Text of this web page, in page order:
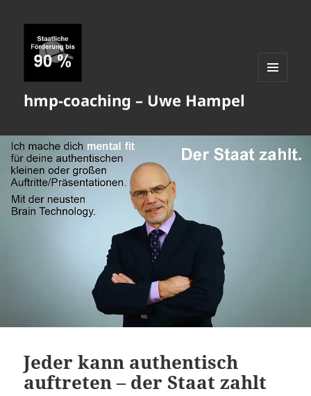
hmp-coaching – Uwe Hampel
Jeder kann authentisch
auftreten – der Staat zahlt